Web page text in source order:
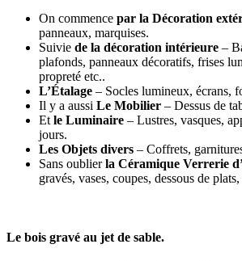
On commence par la Décoration
panneaux, marquises.
Suivie de la décoration intérieure –
plafonds, panneaux décoratifs, frises
propreté etc..
L’Étalage – Socles lumineux, écrans,
Il y a aussi Le Mobilier – Dessus de
Et le Luminaire – Lustres, vasques,
jours.
Les Objets divers – Coffrets,
Sans oublierla Céramique Verrerie
gravés, vases, coupes, dessous de
Le bois gravé au jet de sable.